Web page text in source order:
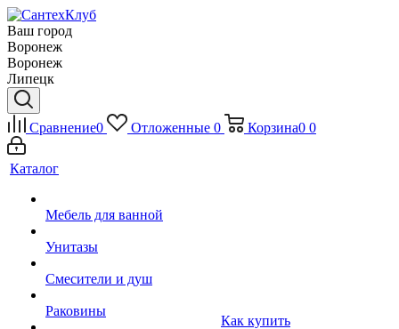
Ваш город
Воронеж
Воронеж
Липецк
Сравнение0 Отложенные 0 Корзина0 0
Каталог
Мебель для ванной
Унитазы
Смесители и душ
Раковины
Как купить